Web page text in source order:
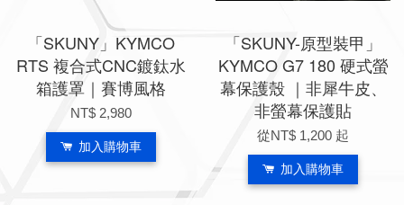
「SKUNY」KYMCO
RTS 複合式CNC鍍鈦水
箱護罩｜賽博風格
NT$ 2,980
加入購物車
「SKUNY-原型裝甲」
KYMCO G7 180 硬式螢
幕保護殼 ｜非犀牛皮、
非螢幕保護貼
從NT$ 1,200 起
加入購物車